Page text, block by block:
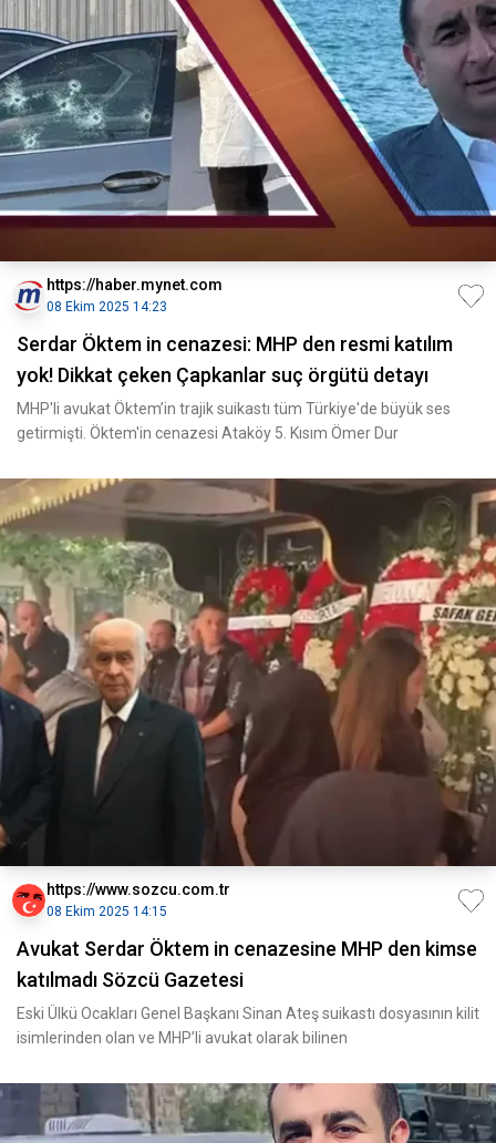
https://haber.mynet.com
08 Ekim 2025 14:23
Serdar Öktem in cenazesi: MHP den resmi katılım
yok! Dikkat çeken Çapkanlar suç örgütü detayı
MHP'li avukat Öktem’in trajik suikastı tüm Türkiye'de büyük ses
getirmişti. Öktem'in cenazesi Ataköy 5. Kısım Ömer Dur
https://www.sozcu.com.tr
08 Ekim 2025 14:15
Avukat Serdar Öktem in cenazesine MHP den kimse
katılmadı Sözcü Gazetesi
Eski Ülkü Ocakları Genel Başkanı Sinan Ateş suikastı dosyasının kilit
isimlerinden olan ve MHP’li avukat olarak bilinen